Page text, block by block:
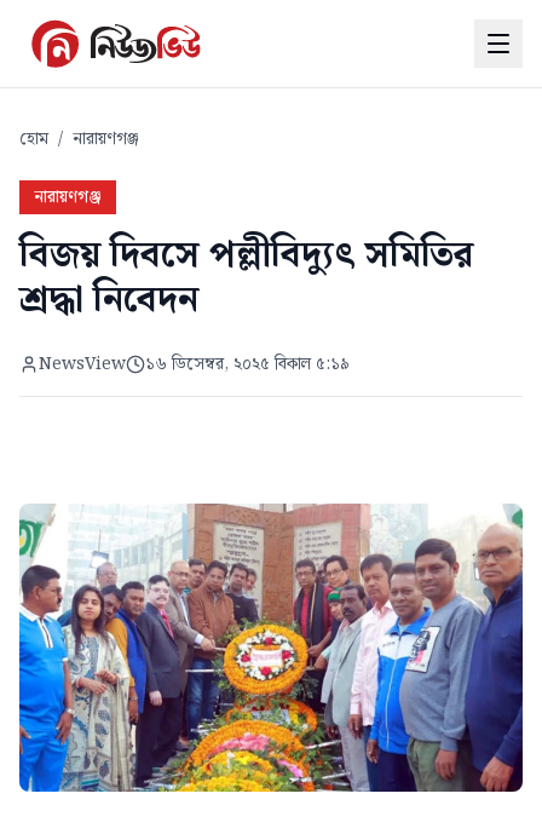
হোম / নারায়ণগঞ্জ
নারায়ণগঞ্জ
বিজয় দিবসে পল্লীবিদ্যুৎ সমিতির
শ্রদ্ধা নিবেদন
NewsView ১৬ ডিসেম্বর, ২০২৫ বিকাল ৫:১৯